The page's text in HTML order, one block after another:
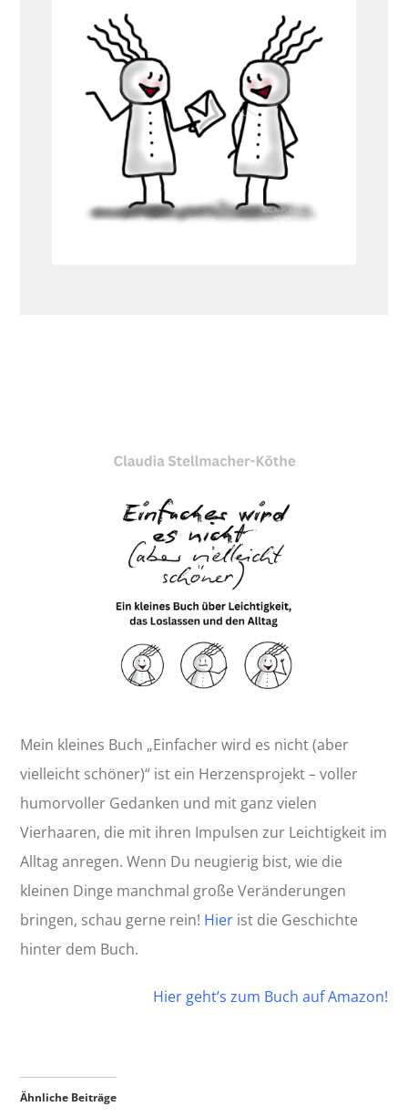
Mein kleines Buch „Einfacher wird es nicht (aber
vielleicht schöner)“ ist ein Herzensprojekt – voller
humorvoller Gedanken und mit ganz vielen
Vierhaaren, die mit ihren Impulsen zur Leichtigkeit im
Alltag anregen. Wenn Du neugierig bist, wie die
kleinen Dinge manchmal große Veränderungen
bringen, schau gerne rein! Hier ist die Geschichte
hinter dem Buch.
Hier geht’s zum Buch auf Amazon!
Ähnliche Beiträge